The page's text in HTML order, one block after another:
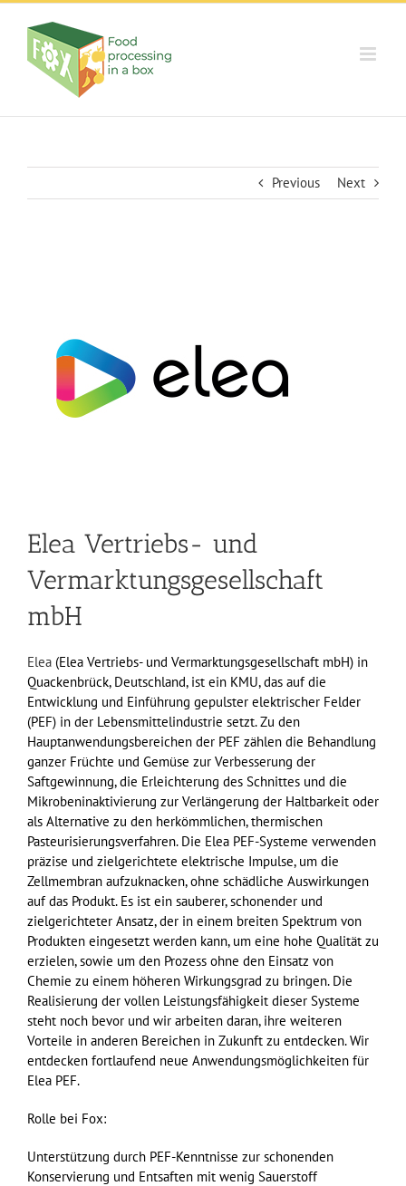
Skip
content
Previous Next
Elea Vertriebs- und
Vermarktungsgesellschaft
mbH
Elea (Elea Vertriebs- und Vermarktungsgesellschaft mbH) in
Quackenbrück, Deutschland, ist ein KMU, das auf die
Entwicklung und Einführung gepulster elektrischer Felder
(PEF) in der Lebensmittelindustrie setzt. Zu den
Hauptanwendungsbereichen der PEF zählen die Behandlung
ganzer Früchte und Gemüse zur Verbesserung der
Saftgewinnung, die Erleichterung des Schnittes und die
Mikrobeninaktivierung zur Verlängerung der Haltbarkeit oder
als Alternative zu den herkömmlichen, thermischen
Pasteurisierungsverfahren. Die Elea PEF-Systeme verwenden
präzise und zielgerichtete elektrische Impulse, um die
Zellmembran aufzuknacken, ohne schädliche Auswirkungen
auf das Produkt. Es ist ein sauberer, schonender und
zielgerichteter Ansatz, der in einem breiten Spektrum von
Produkten eingesetzt werden kann, um eine hohe Qualität zu
erzielen, sowie um den Prozess ohne den Einsatz von
Chemie zu einem höheren Wirkungsgrad zu bringen. Die
Realisierung der vollen Leistungsfähigkeit dieser Systeme
steht noch bevor und wir arbeiten daran, ihre weiteren
Vorteile in anderen Bereichen in Zukunft zu entdecken. Wir
entdecken fortlaufend neue Anwendungsmöglichkeiten für
Elea PEF.
Rolle bei Fox:
Unterstützung durch PEF-Kenntnisse zur schonenden
Konservierung und Entsaften mit wenig Sauerstoff